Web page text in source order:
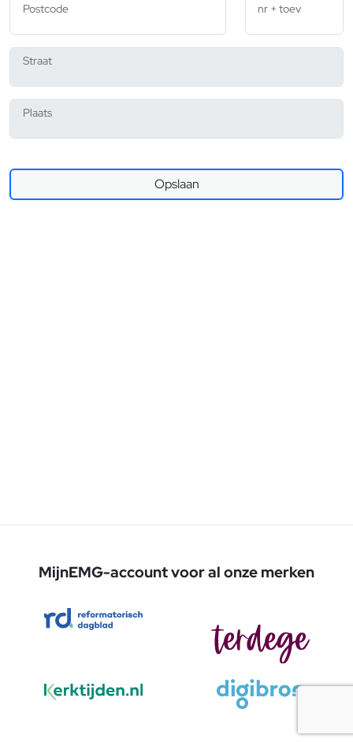
Postcode nr + toev
Straat
Plaats
MijnEMG-account voor al onze merken